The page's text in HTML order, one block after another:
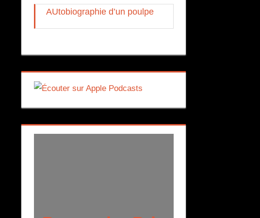
AUtobiographie d’un poulpe